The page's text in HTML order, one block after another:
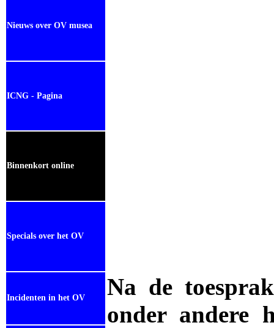
Nieuws over OV musea
ICNG - Pagina
Binnenkort online
Specials over het OV
Incidenten in het OV
Na de
onder andere